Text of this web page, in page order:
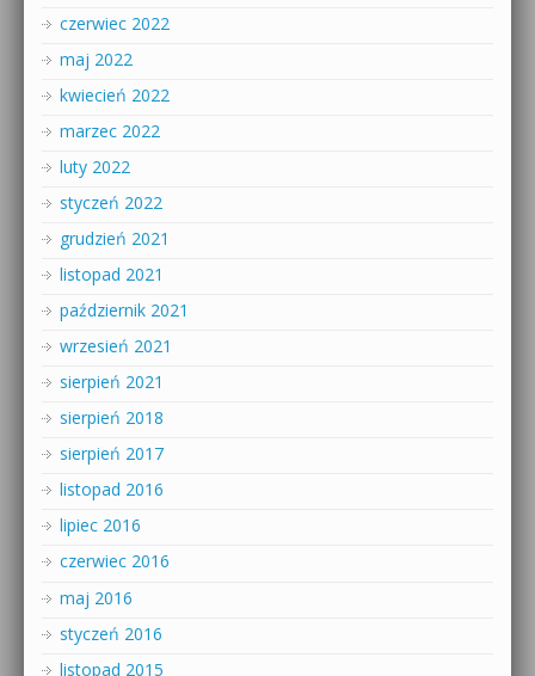
czerwiec 2022
maj 2022
kwiecień 2022
marzec 2022
luty 2022
styczeń 2022
grudzień 2021
listopad 2021
październik 2021
wrzesień 2021
sierpień 2021
sierpień 2018
sierpień 2017
listopad 2016
lipiec 2016
czerwiec 2016
maj 2016
styczeń 2016
listopad 2015